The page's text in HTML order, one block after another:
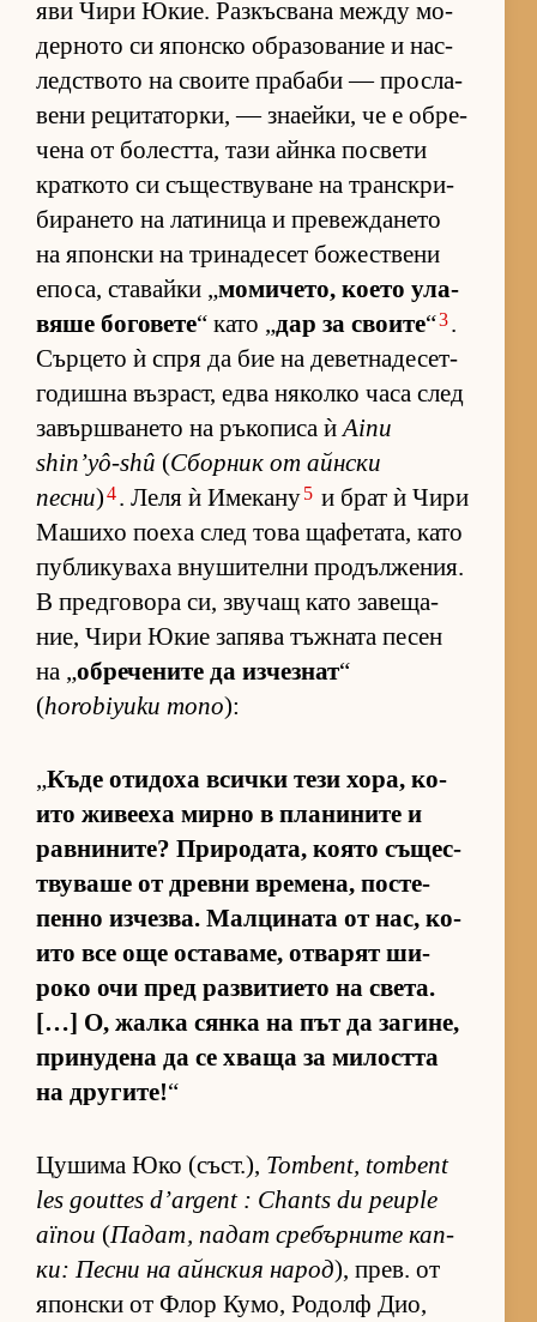
яви Чири Юкие. Раз­къс­вана между мо­
дер­ното си япон­ско об­ра­зо­ва­ние и нас­
лед­с­твото на сво­ите пра­баби — прос­ла­
вени ре­ци­та­тор­ки, — зна­ей­ки, че е об­ре­
чена от бо­лест­та, тази айнка пос­вети
крат­кото си съ­щес­т­ву­ване на тран­с­к­ри­
би­ра­нето на ла­ти­ница и пре­веж­да­нето
на япон­ски на три­на­де­сет бо­жес­т­вени
епо­са, ста­вайки „мо­ми­че­то, ко­ето ула­
вяше бо­го­вете“ като „дар за сво­ите“3.
Сър­цето ѝ спря да бие на де­вет­на­де­сет­
го­дишна въз­раст, едва ня­колко часа след
за­вър­ш­ва­нето на ръ­ко­писа ѝAinu
shin’yô-shû (Сбор­ник от айн­ски
песни)4. Леля ѝ Име­кану5 и брат ѝ Чири
Ма­шихо по­еха след това ща­фе­та­та, като
пуб­ли­ку­ваха вну­ши­телни про­дъл­же­ния.
В пред­го­вора си, зву­чащ като за­ве­ща­
ние, Чири Юкие за­пява тъж­ната пе­сен
на „об­ре­че­ните да из­чез­нат“
(horobiyuku mono):
„Къде оти­доха всички тези хо­ра, ко­
ито жи­ве­еха мирно в пла­ни­ните и
рав­ни­ни­те? При­ро­да­та, ко­ято съ­щес­
т­ву­ваше от древни вре­ме­на, пос­те­
пенно из­чез­ва. Мал­ци­ната от нас, ко­
ито все още ос­та­ва­ме, от­ва­рят ши­
роко очи пред раз­ви­ти­ето на све­та.
[…] О, жалка сянка на път да за­ги­не,
при­ну­дена да се хваща за ми­лостта
на дру­ги­те!“
Цу­шима Юко (съст­.), Tombent, tombent
les gouttes d’argent : Chants du peuple
aïnou (Па­дат, па­дат сре­бър­ните кап­
ки: Песни на айн­с­кия на­род), прев. от
япон­ски от Флор Ку­мо, Ро­долф Дио,